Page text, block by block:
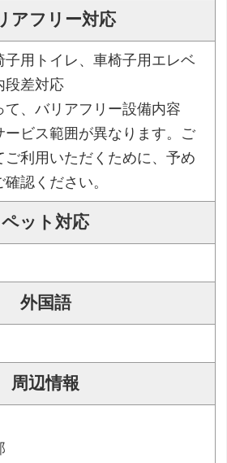
アフリー対応
子用トイレ、車椅子用エレベ
段差対応
、バリアフリー設備内容
ービス範囲が異なります。ご
ご利用いただくために、予め
認ください。
ペット対応
外国語
周辺情報